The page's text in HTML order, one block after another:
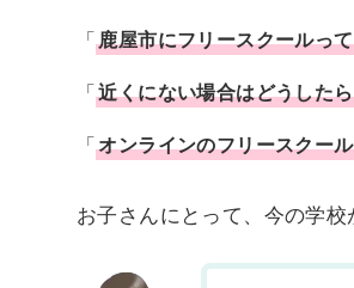
「鹿屋市にフリースクールっ
「近くにない場合はどうした
「オンラインのフリースクー
お子さんにとって、今の学